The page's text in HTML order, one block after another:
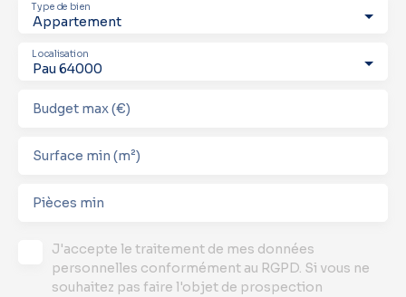
Appartement
Type de bien
Pau 64000
Localisation
Budget max (€)
Surface min (m²)
Pièces min
J'accepte le traitement de mes données
personnelles conformément au RGPD. Si vous ne
souhaitez pas faire l'objet de prospection